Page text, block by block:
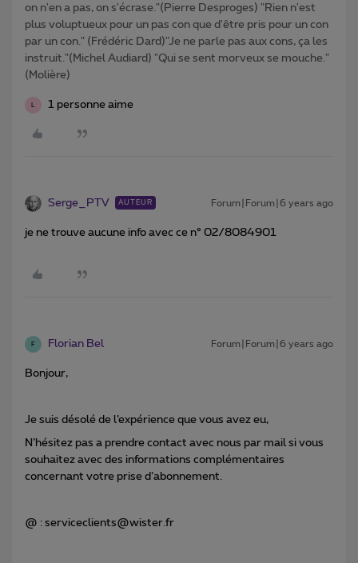
on n'en a pas, on s'écrase."(Pierre Desproges) "Rien n'est
plus voluptueux pour un pas con que d'être pris pour un con
par un con." (Frédéric Dard)"Je ne parle pas aux cons, ça les
instruit."(Michel Audiard) "Qui se sent morveux se mouche."
(Molière)
L 1 personne aime
Serge_PTV AUTEUR Forum|Forum|6 years ago
je ne trouve aucune info avec ce n° 02/8084901
F Florian Bel Forum|Forum|6 years ago
Bonjour,
Je suis désolé de l’expérience que vous avez eu,
N’hésitez pas a prendre contact avec nous par mail si vous
souhaitez avec des informations complémentaires
concernant votre prise d’abonnement.
@ : serviceclients@wister.fr